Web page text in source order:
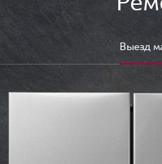
Выезд